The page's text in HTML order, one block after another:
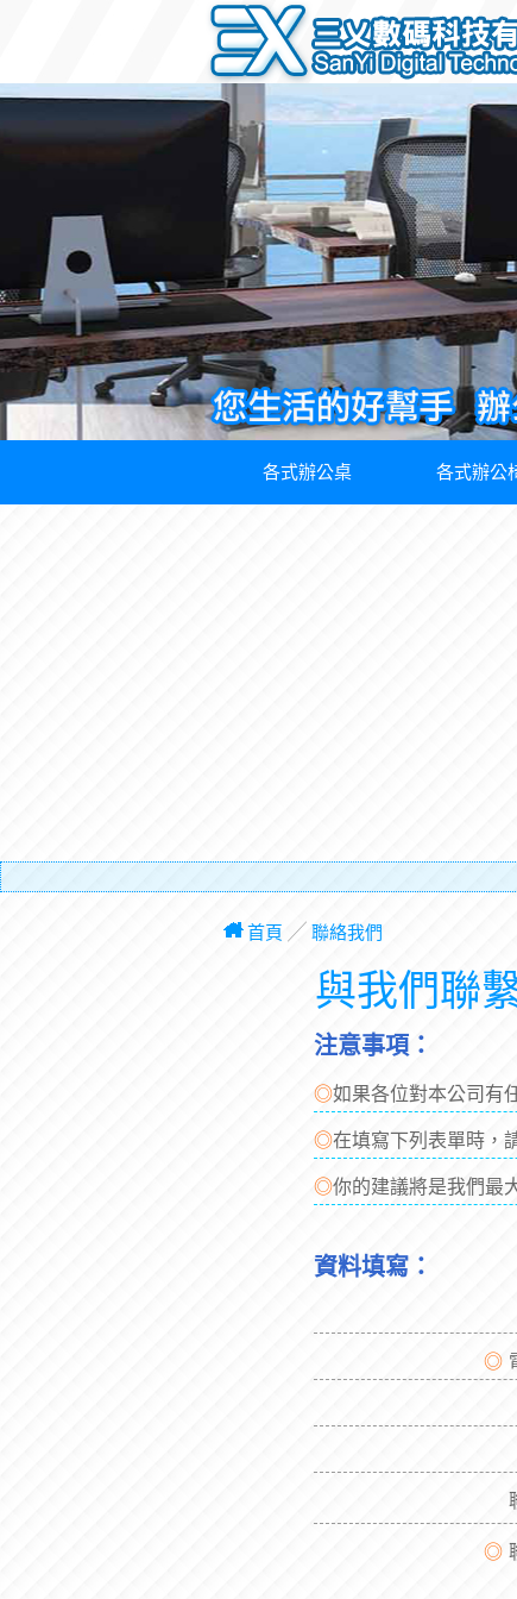
各式辦公桌 各式辦公
首頁 ╱ 聯絡我們
與我們聯
注意事項：
◎如果各位對本公司有
◎在填寫下列表單時，
◎你的建議將是我們最
資料填寫：
◎
◎